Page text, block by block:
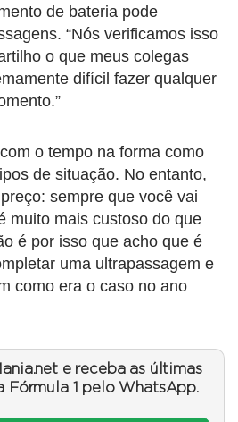
de bateria pode
“Nós verificamos isso
o que meus colegas
difícil fazer qualquer
o tempo na forma como
de situação. No entanto,
sempre que você vai
muito mais custoso do que
é por isso que acho que é
uma ultrapassagem e
como era o caso no ano
e receba as últimas
Fórmula 1 pelo WhatsApp.